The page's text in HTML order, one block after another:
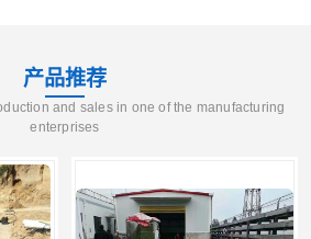
产品推荐
and sales in one of the manufacturing
enterprises